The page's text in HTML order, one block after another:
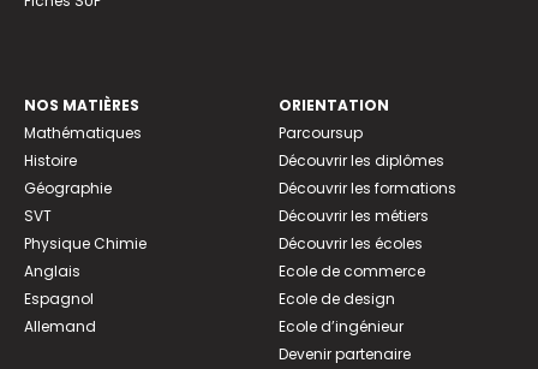
NOS MATIÈRES
Mathématiques
Histoire
Géographie
SVT
Physique Chimie
Anglais
Espagnol
Allemand
ORIENTATION
Parcoursup
Découvrir les diplômes
Découvrir les formations
Découvrir les métiers
Découvrir les écoles
Ecole de commerce
Ecole de design
Ecole d’ingénieur
Devenir partenaire